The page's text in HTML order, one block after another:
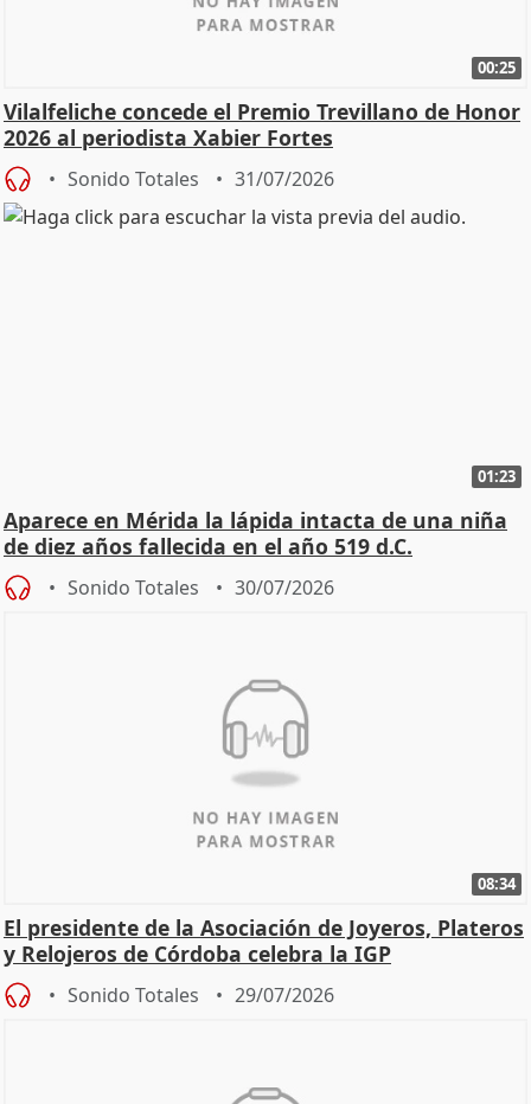
00:25
Vilalfeliche concede el Premio Trevillano de Honor
2026 al periodista Xabier Fortes
Sonido Totales 31/07/2026
01:23
Aparece en Mérida la lápida intacta de una niña
de diez años fallecida en el año 519 d.C.
Sonido Totales 30/07/2026
08:34
El presidente de la Asociación de Joyeros, Plateros
y Relojeros de Córdoba celebra la IGP
Sonido Totales 29/07/2026